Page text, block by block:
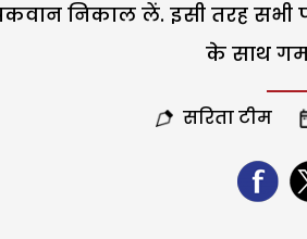
निकाल लें. इसी तरह सभी
के साथ
सरिता टीम